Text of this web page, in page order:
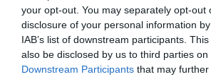
your opt-out. You may separately opt-out
disclosure of your personal information
IAB’s list of downstream participants.
also be disclosed by us to third parties on
Downstream Participants that may